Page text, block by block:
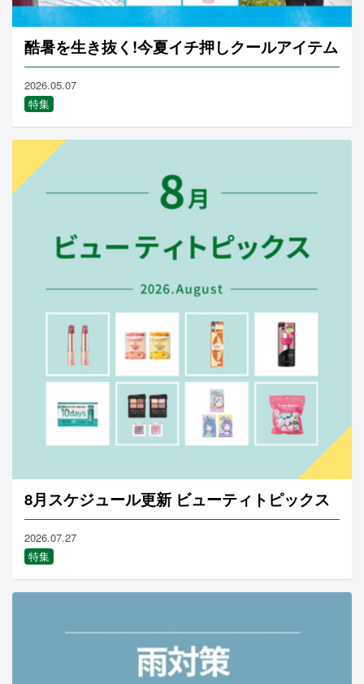
酷暑を生き抜く!今夏イチ押しクールアイテム
2026.05.07
特集
8月スケジュール更新 ビューティトピックス
2026.07.27
特集